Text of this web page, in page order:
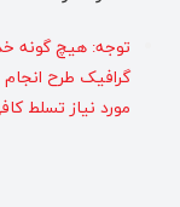
توجه: هیچ گونه
گرافیک طرح
مورد نیاز تسلط